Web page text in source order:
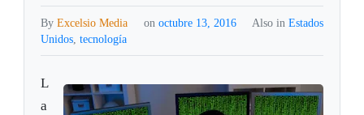
ByExcelsio Media on octubre 13, 2016 Also in Estados
Unidos,tecnología
L
a